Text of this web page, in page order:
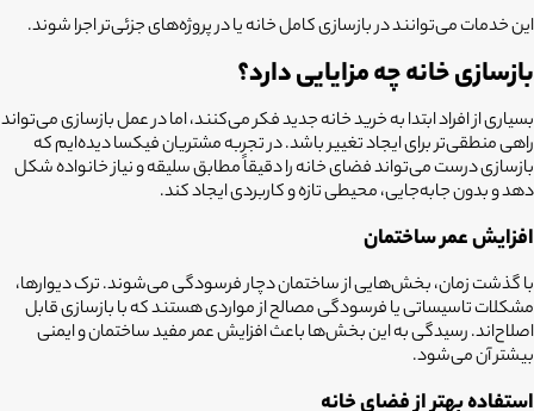
این خدمات می‌توانند در بازسازی کامل خانه یا در پروژه‌های جزئی‌تر اجرا شوند.
بازسازی خانه چه مزایایی دارد؟
بسیاری از افراد ابتدا به خرید خانه جدید فکر می‌کنند، اما در عمل بازسازی می‌تواند
راهی منطقی‌تر برای ایجاد تغییر باشد. در تجربه مشتریان فیکسا دیده‌ایم که
بازسازی درست می‌تواند فضای خانه را دقیقاً مطابق سلیقه و نیاز خانواده شکل
دهد و بدون جابه‌جایی، محیطی تازه و کاربردی ایجاد کند.
افزایش عمر ساختمان
با گذشت زمان، بخش‌هایی از ساختمان دچار فرسودگی می‌شوند. ترک دیوارها،
مشکلات تاسیساتی یا فرسودگی مصالح از مواردی هستند که با بازسازی قابل
اصلاح‌اند. رسیدگی به این بخش‌ها باعث افزایش عمر مفید ساختمان و ایمنی
بیشتر آن می‌شود.
استفاده بهتر از فضای خانه